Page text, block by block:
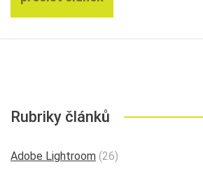
Rubriky článků
Adobe Lightroom (26)